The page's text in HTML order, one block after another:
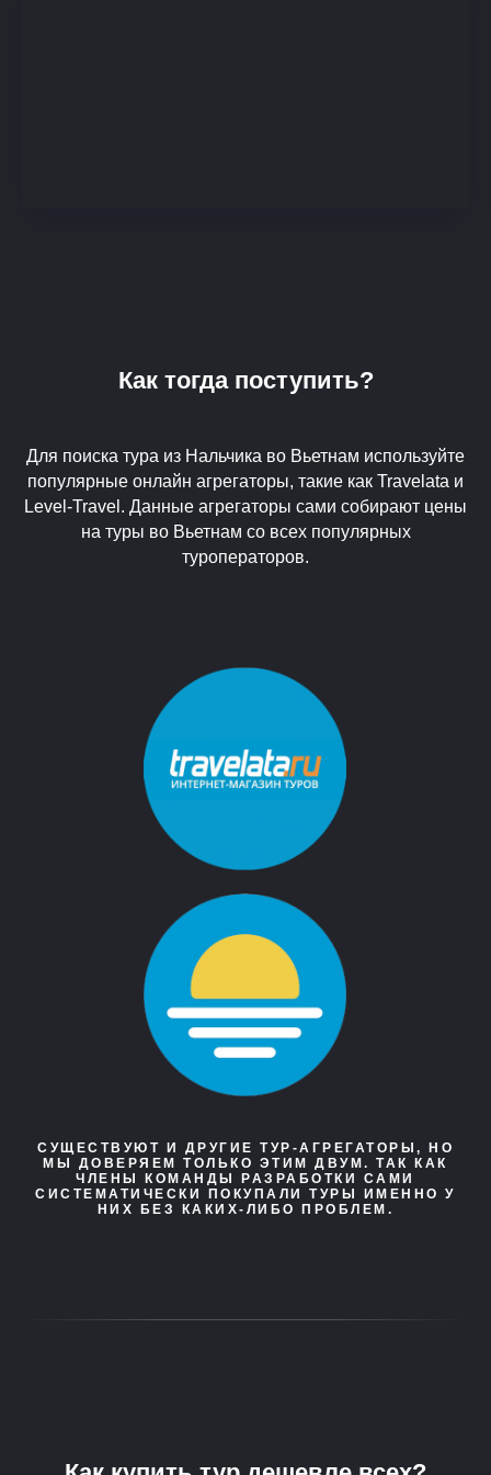
Как тогда поступить?
Для поиска тура из Нальчика во Вьетнам используйте
популярные онлайн агрегаторы, такие как Travelata и
Level-Travel. Данные агрегаторы сами собирают цены
на туры во Вьетнам со всех популярных
туроператоров.
СУЩЕСТВУЮТ И ДРУГИЕ ТУР-АГРЕГАТОРЫ, НО
МЫ ДОВЕРЯЕМ ТОЛЬКО ЭТИМ ДВУМ. ТАК КАК
ЧЛЕНЫ КОМАНДЫ РАЗРАБОТКИ САМИ
СИСТЕМАТИЧЕСКИ ПОКУПАЛИ ТУРЫ ИМЕННО У
НИХ БЕЗ КАКИХ-ЛИБО ПРОБЛЕМ.